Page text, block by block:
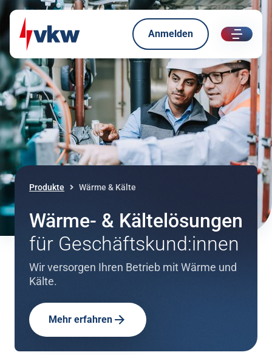
Direkt zum Inhalt
Direkt zur Navigation
Anmelden
Produkte Wärme & Kälte
Wärme- & Kältelösungen
für Geschäftskund:innen
Wir versorgen Ihren Betrieb mit Wärme und
Kälte.
Mehr erfahren